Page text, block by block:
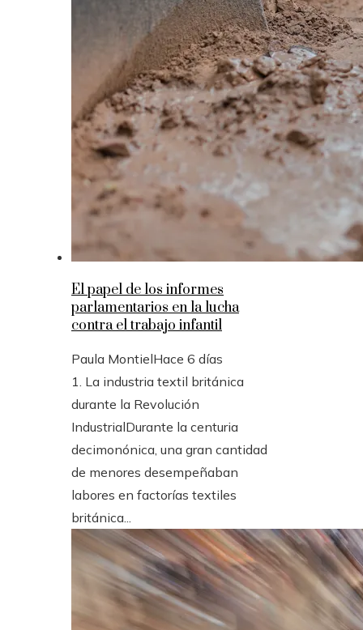
El papel de los informes
parlamentarios en la lucha
contra el trabajo infantil
Paula MontielHace 6 días
1. La industria textil británica
durante la Revolución
IndustrialDurante la centuria
decimonónica, una gran cantidad
de menores desempeñaban
labores en factorías textiles
británica...